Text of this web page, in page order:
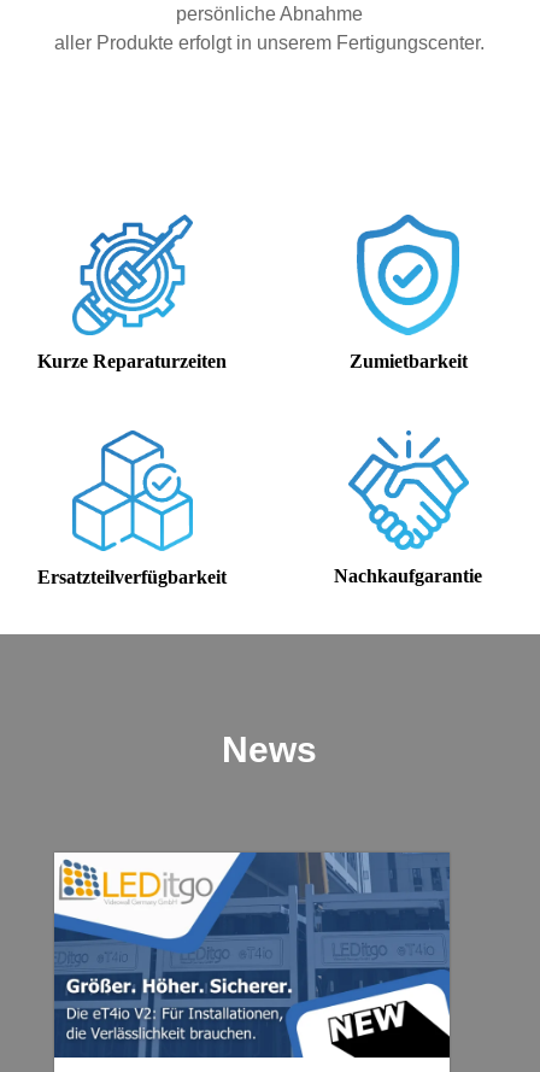
persönliche Abnahme
aller Produkte erfolgt in unserem Fertigungscenter.
Kurze Reparaturzeiten Zumietbarkeit
Ersatzteilverfügbarkeit Nachkaufgarantie
News